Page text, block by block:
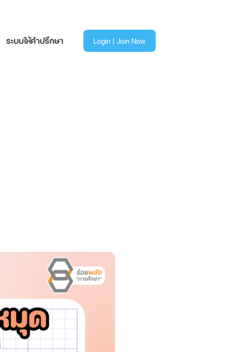
ระบบให้คำปรึกษา Login | Join Now